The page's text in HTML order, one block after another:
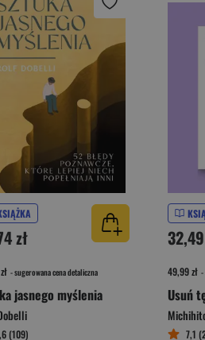
zł
- sugerowana cena detaliczna
jasnego myślenia
(109)
49,99 zł -
7,1